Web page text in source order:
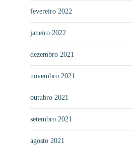
fevereiro 2022
janeiro 2022
dezembro 2021
novembro 2021
outubro 2021
setembro 2021
agosto 2021